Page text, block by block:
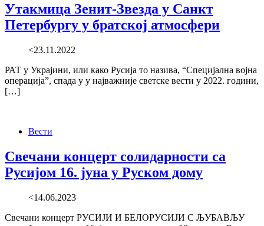
Утакмица Зенит-Звезда у Санкт
Петербургу у братској атмосфери
<23.11.2022
РАТ у Украјини, или како Русија то назива, “Специјална војна
операција”, спада у у најважније светске вести у 2022. години,
[…]
Вести
Свечани концерт солидарности са
Русијом 16. јуна у Руском дому
<14.06.2023
Свечани концерт РУСИЈИ И БЕЛОРУСИЈИ С ЉУБАВЉУ